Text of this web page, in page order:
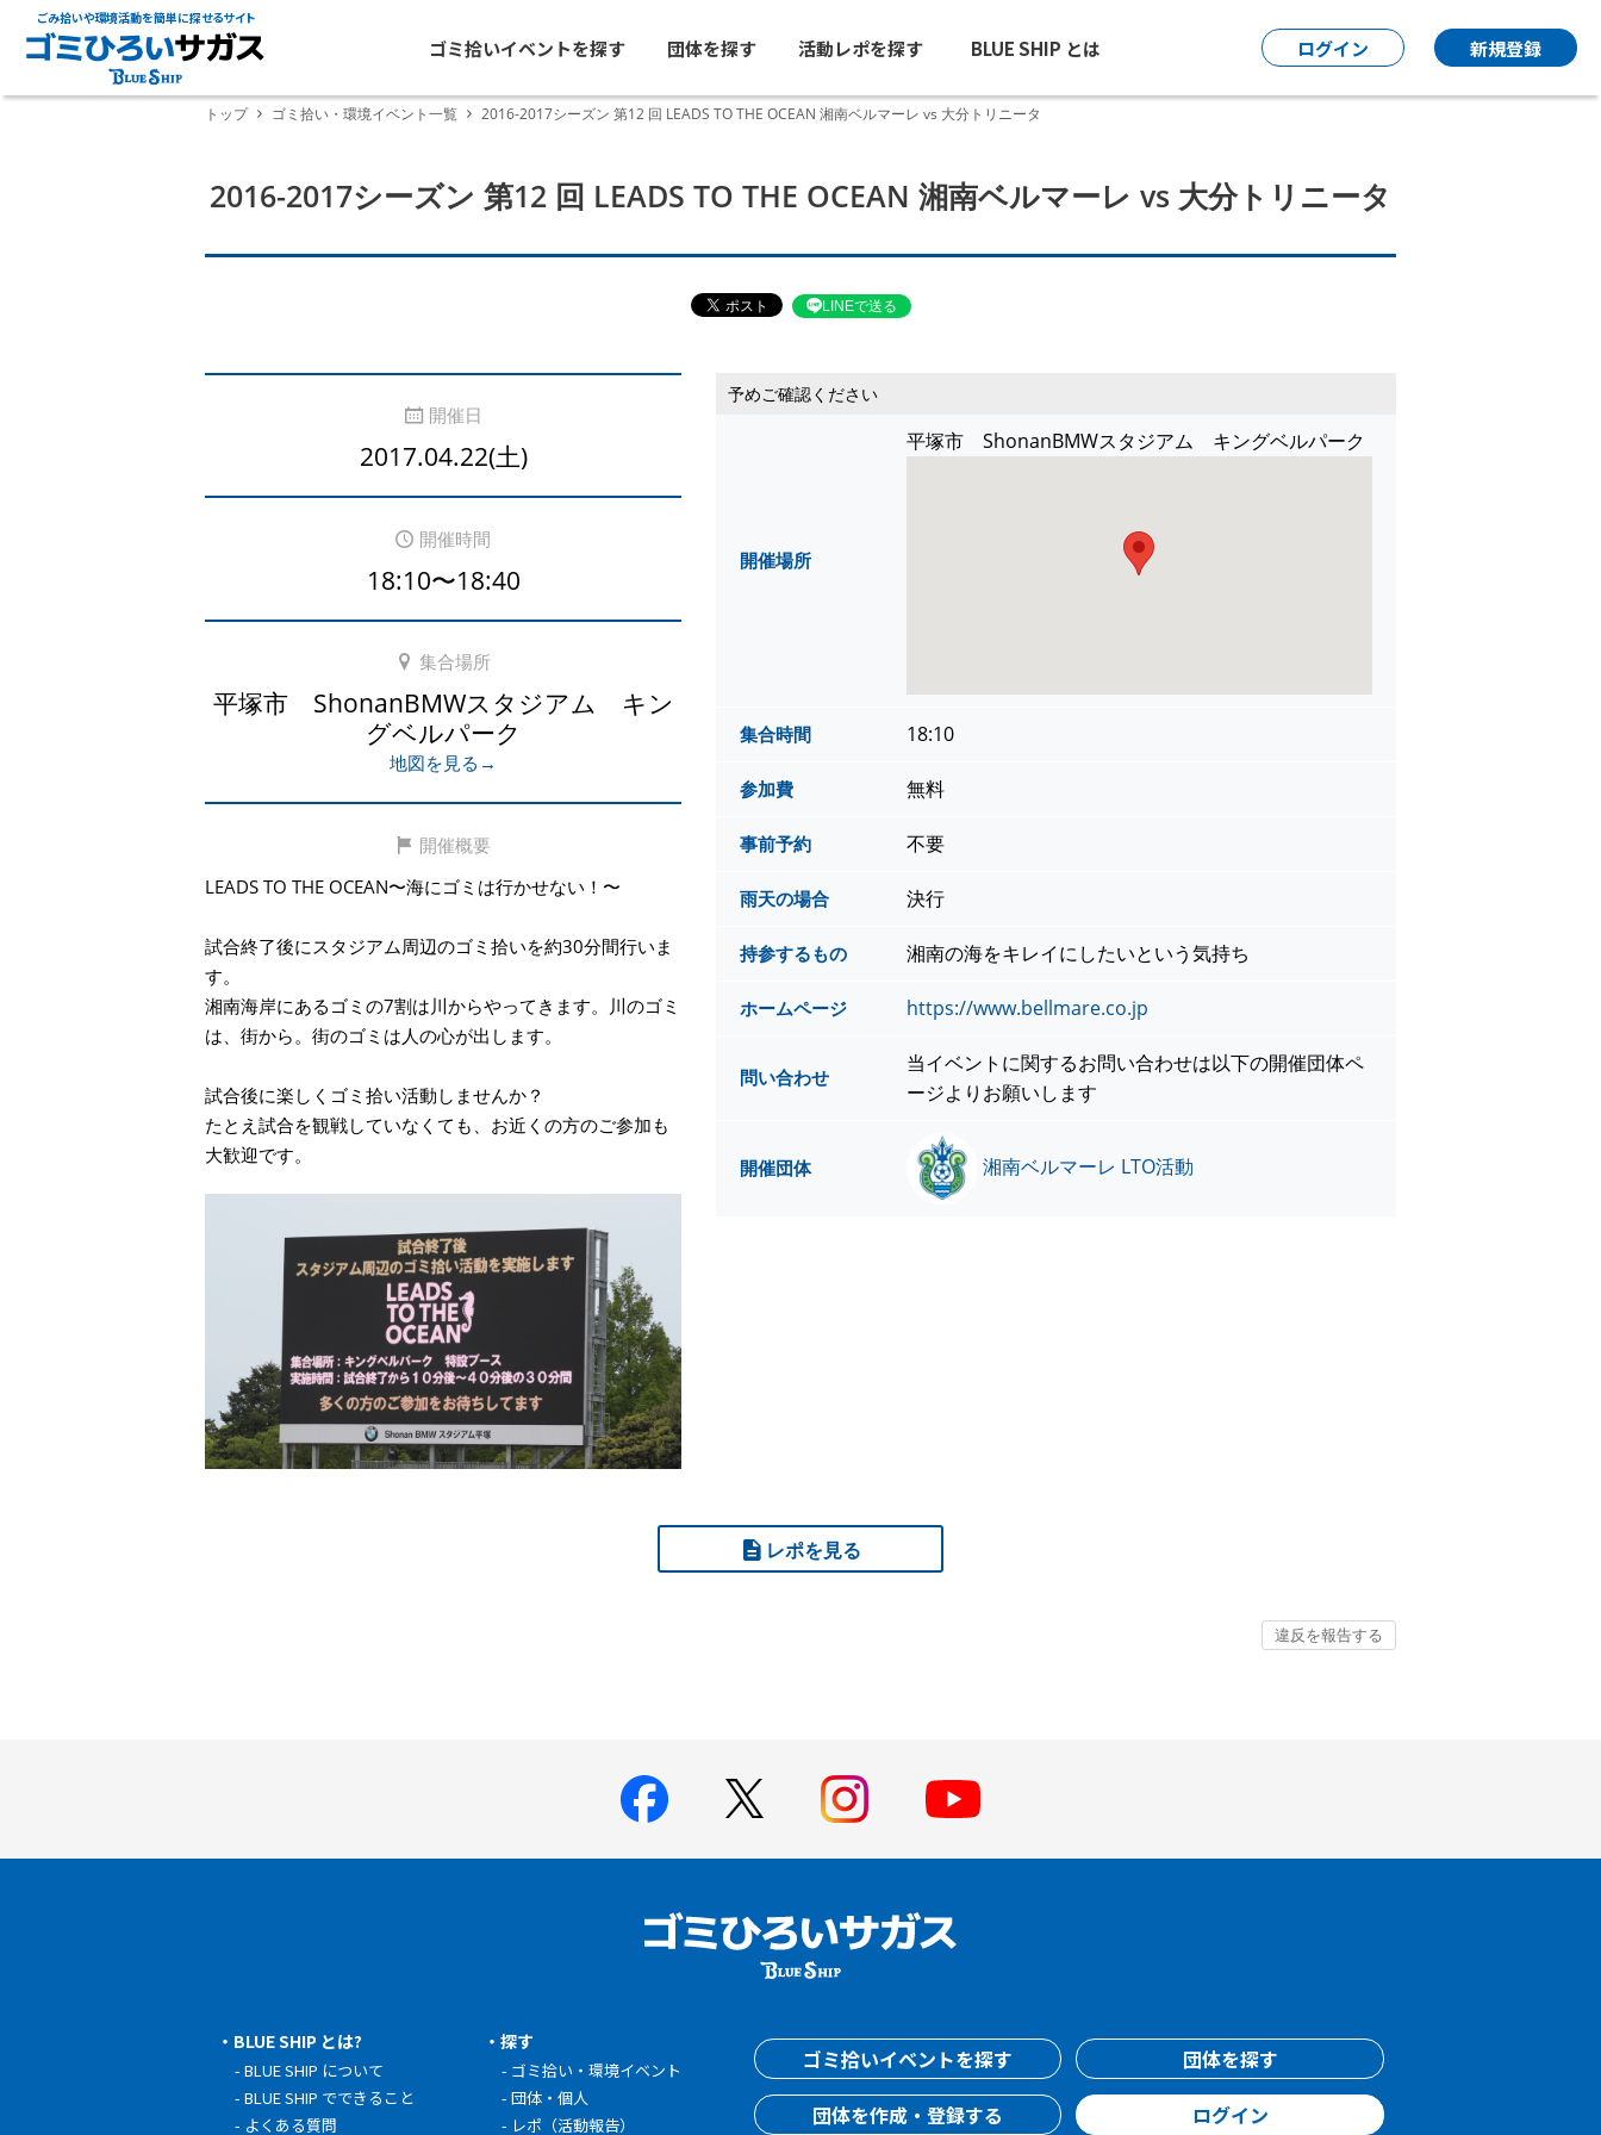
ごみ拾いや環境活動を簡単に探せるサイト
ゴミ拾いイベントを探す 団体を探す 活動レポを探す BLUE SHIP とは ログイン 新規登録
トップ ゴミ拾い・環境イベント一覧 2016-2017シーズン 第12 回 LEADS TO THE OCEAN 湘南ベルマーレ vs 大分トリニータ
2016-2017シーズン 第12 回 LEADS TO THE OCEAN 湘南ベルマーレ vs 大分トリニータ
LINEで送る
開催日
2017.04.22(土)
開催時間
18:10〜18:40
集合場所
平塚市 ShonanBMWスタジアム キン
グベルパーク
地図を見る→
開催概要
LEADS TO THE OCEAN〜海にゴミは行かせない！〜
試合終了後にスタジアム周辺のゴミ拾いを約30分間行いま
す。
湘南海岸にあるゴミの7割は川からやってきます。川のゴミ
は、街から。街のゴミは人の心が出します。
試合後に楽しくゴミ拾い活動しませんか？
たとえ試合を観戦していなくても、お近くの方のご参加も
大歓迎です。
予めご確認ください
開催場所
平塚市 ShonanBMWスタジアム キングベルパーク
集合時間 18:10
参加費 無料
事前予約 不要
雨天の場合 決行
持参するもの 湘南の海をキレイにしたいという気持ち
ホームページ https://www.bellmare.co.jp
問い合わせ
当イベントに関するお問い合わせは以下の開催団体ペ
ージよりお願いします
開催団体 湘南ベルマーレ LTO活動
レポを見る
BLUE SHIP とは?
BLUE SHIP について
BLUE SHIP でできること
よくある質問
探す
ゴミ拾い・環境イベント
団体・個人
レポ（活動報告）
ゴミ拾いイベントを探す
団体を探す
団体を作成・登録する
ログイン